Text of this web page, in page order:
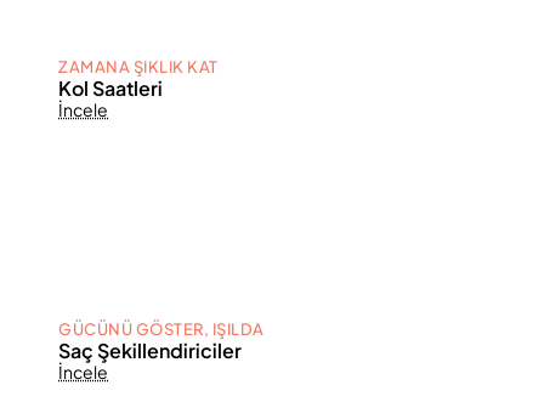
ZAMANA ŞIKLIK KAT
Kol Saatleri
İncele
GÜCÜNÜ GÖSTER, IŞILDA
Saç Şekillendiriciler
İncele